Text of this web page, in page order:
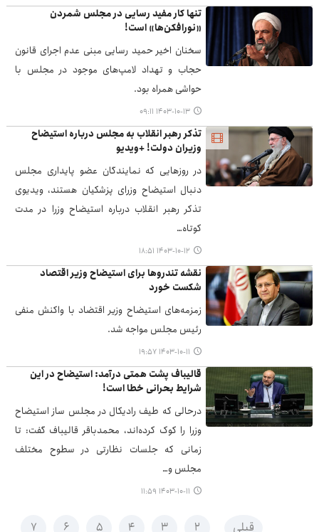
تنها کار مفید رسایی در مجلس شمردن
«نورافکن‌ها» است!
سخنان اخیر حمید رسایی مبنی عدم اجرای قانون
حجاب و تهداد لامپ‌های موجود در مجلس با
حواشی همراه بود.
۱۴۰۳-۱۰-۱۳ ۰۹:۱۱
تذکر رهبر انقلاب به مجلس درباره استیضاح
وزیران دولت! +ویدیو
در روزهایی که نمایندگان عضو پایداری مجلس
دنبال استیضاح وزرای پزشکیان هستند، ویدیوی
تذکر رهبر انقلاب درباره استیضاح وزرا در مدت
کوتاه…
۱۴۰۳-۱۰-۱۲ ۱۸:۵۱
نقشه تندروها برای استیضاح وزیر اقتصاد
شکست خورد
زمزمه‌های استیضاح وزیر اقتضاد با واکنش منفی
رئیس مجلس مواجه شد.
۱۴۰۳-۱۰-۱۱ ۱۹:۵۷
قالیباف پشت همتی درآمد: استیضاح در این
شرایط بحرانی خطا است!
درحالی که طیف رادیکال در مجلس ساز استیضاح
وزرا را کوک کرده‌اند، محمدباقر قالیباف گفت: تا
زمانی که جلسات نظارتی در سطوح مختلف
مجلس و…
۱۴۰۳-۱۰-۱۱ ۱۱:۵۹
قبلی ۲ ۳ ۴ ۵ ۶ ۷